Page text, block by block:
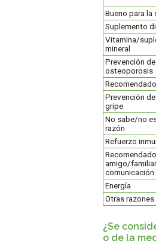
Bueno para la
Suplemento
Vitamina/
mineral
Prevención de
osteoporosis
Prevención
gripe
No sabe/no
razón
Refuerzo
amigo/
comunicación
Energía
Otras razones
¿Se
o de la